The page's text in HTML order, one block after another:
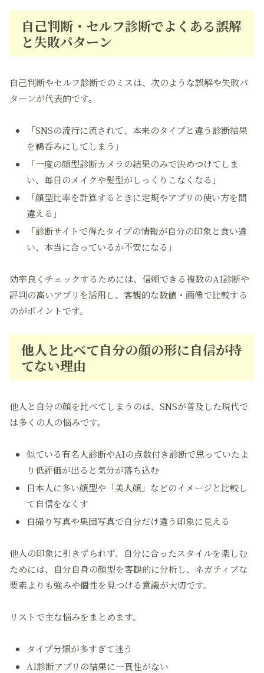
自己判断・セルフ診断でよくある誤解
と失敗パターン
自己判断やセルフ診断でのミスは、次のような誤解や失敗パ
ターンが代表的です。
「SNSの流行に流されて、本来のタイプと違う診断結果
を鵜呑みにしてしまう」
「一度の顔型診断カメラの結果のみで決めつけてしま
い、毎日のメイクや髪型がしっくりこなくなる」
「顔型比率を計算するときに定規やアプリの使い方を間
違える」
「診断サイトで得たタイプの情報が自分の印象と食い違
い、本当に合っているか不安になる」
効率良くチェックするためには、信頼できる複数のAI診断や
評判の高いアプリを活用し、客観的な数値・画像で比較する
のがポイントです。
他人と比べて自分の顔の形に自信が持
てない理由
他人と自分の顔を比べてしまうのは、SNSが普及した現代で
は多くの人の悩みです。
似ている有名人診断やAIの点数付き診断で思っていたよ
り低評価が出ると気分が落ち込む
日本人に多い顔型や「美人顔」などのイメージと比較し
て自信をなくす
自撮り写真や集団写真で自分だけ違う印象に見える
他人の印象に引きずられず、自分に合ったスタイルを楽しむ
ためには、自分自身の顔型を客観的に分析し、ネガティブな
要素よりも強みや個性を見つける意識が大切です。
リストで主な悩みをまとめます。
タイプ分類が多すぎて迷う
AI診断アプリの結果に一貫性がない